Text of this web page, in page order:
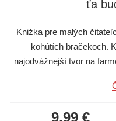
ťa
Knižka pre malých
kohútích bračekoch.
najodvážnejší tvor na
dobrodružstvách – o
9,99 €